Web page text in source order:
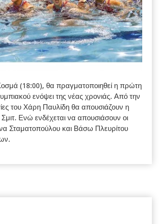
(18:00), θα πραγματοποιηθεί η πρώτη
ενόψει της νέας χρονιάς. Από την
του Χάρη Παυλίδη θα απουσιάζουν η
Ενώ ενδέχεται να απουσιάσουν οι
Σταματοπούλου και Βάσω Πλευρίτου